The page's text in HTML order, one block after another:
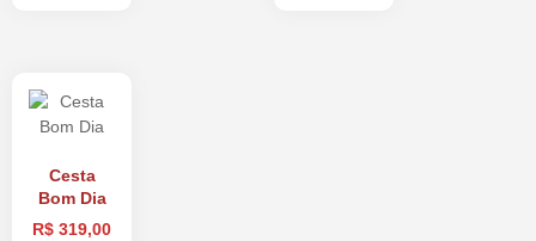
Cesta
Bom Dia
R$ 319,00